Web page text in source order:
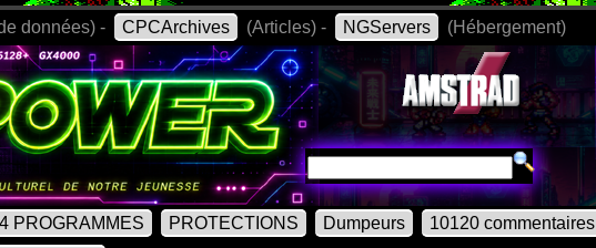
données) - CPCArchives (Articles) - NGServers (Hébergement)
PROGRAMMES PROTECTIONS Dumpeurs 10120 commentaires